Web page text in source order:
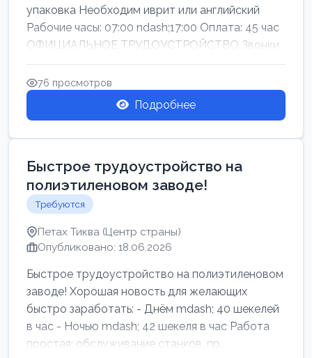
упаковка Необходим иврит или английский
Рабочие часы: 07:00 ndash;17:00 Оплата: 45 час
ОФИЦИАЛЬНОЕ ТРУДОУСТРОЙСТВО Звонки
76 просмотров
Подробнее
Быстрое трудоустройство на
полиэтиленовом заводе!
Требуются
Петах Тиква (Центр страны)
Опубликовано: 18.06.2026
Быстрое трудоустройство на полиэтиленовом
заводе! Хорошая новость для желающих
быстро заработать: - Днём mdash; 40 шекелей
в час - Ночью mdash; 42 шекеля в час Работа
простая: обслуживание станков, пр...